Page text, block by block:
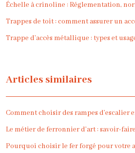
Échelle à crinoline : Réglementation,
Trappes de toit : comment assurer un
Trappe d’accès métallique : types et
Articles similaires
Comment choisir des rampes
Le métier de ferronnier d’art : savoir-
Pourquoi choisir le fer forgé pour votre